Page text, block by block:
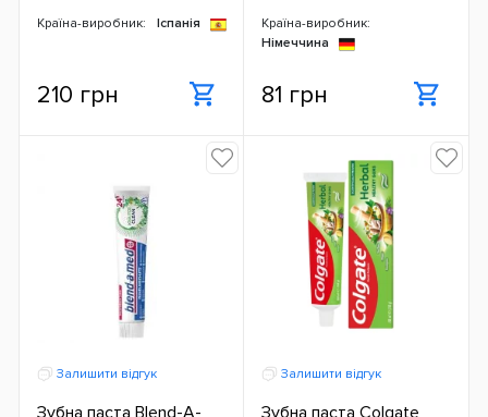
Країна-виробник: Іспанія
210 грн
Країна-виробник:
Німеччина
81 грн
Залишити відгук
Зубна паста Blend-A-
Залишити відгук
Зубна паста Colgate